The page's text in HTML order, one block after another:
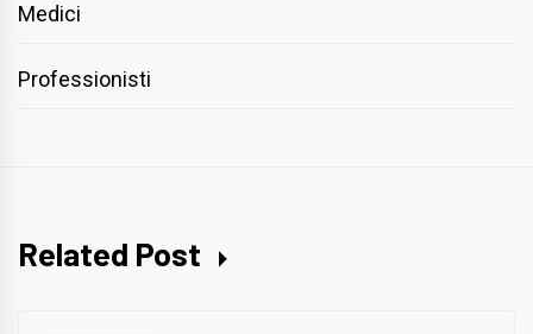
Medici
Professionisti
Related Post